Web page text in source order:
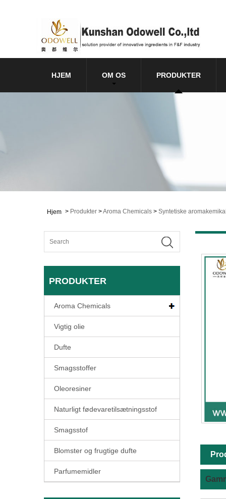
HJEM OM OS PRODUKTER
Hjem > Produkter >Aroma Chemicals > Syntetiske
PRODUKTER
Aroma Chemicals
Vigtig olie
Dufte
Smagsstoffer
Oleoresiner
Naturligt fødevaretilsætningsstof
Smagsstof
Blomster og frugtige dufte
Parfumemidler